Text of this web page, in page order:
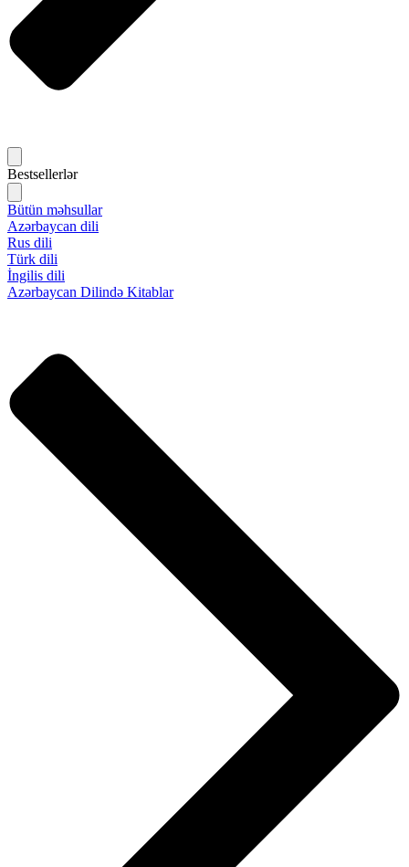
Bestsellerlər
Bütün məhsullar
Azərbaycan dili
Rus dili
Türk dili
İngilis dili
Azərbaycan Dilində Kitablar